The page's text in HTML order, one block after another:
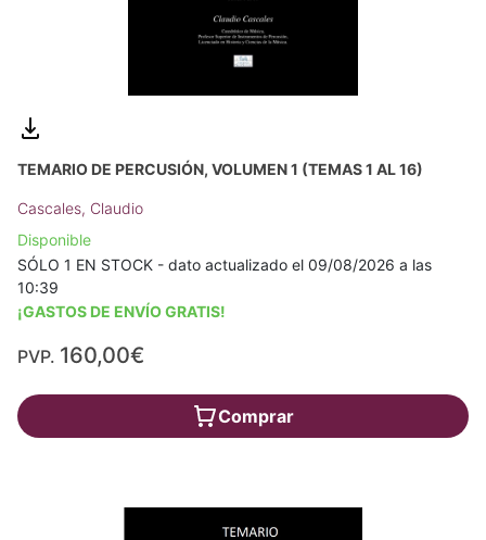
TEMARIO DE PERCUSIÓN, VOLUMEN 1 (TEMAS 1 AL 16)
Cascales, Claudio
Disponible
SÓLO 1 EN STOCK - dato actualizado el 09/08/2026 a las
10:39
¡GASTOS DE ENVÍO GRATIS!
PVP. 160,00€
Comprar